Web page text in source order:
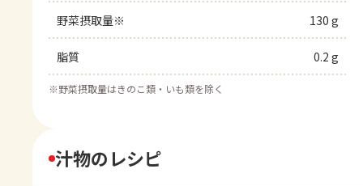
野菜摂取量※ 130 g
脂質 0.2 g
※野菜摂取量はきのこ類・いも類を除く
汁物のレシピ